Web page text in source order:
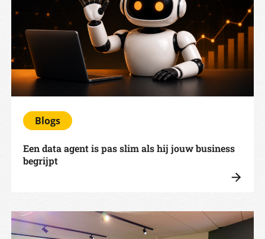
Blogs
Een data agent is pas slim als hij jouw business
begrijpt